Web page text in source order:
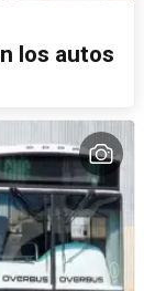
los autos